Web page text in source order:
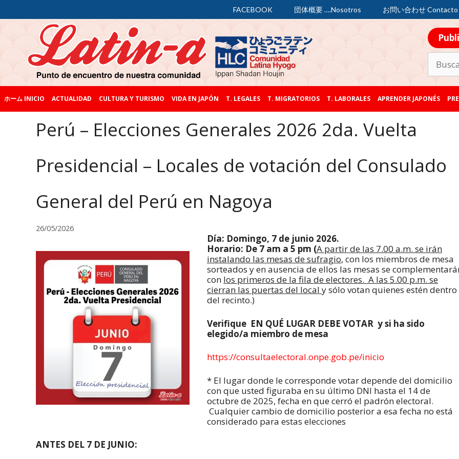
FACEBOOK 団体概要 ….Nosotros お問い合わせ Contacto
ホーム INICIO ACTUALIDAD CULTURA Y TURISMO VIDA EN JAPÓN T. LEGALES T. MIGRATORIOS T. LABORALES APRENDER JAPONÉS
Perú – Elecciones Generales 2026 2da. Vuelta
Presidencial – Locales de votación del Consulado
General del Perú en Nagoya
26/05/2026
Día: Domingo, 7 de junio 2026.
Horario: De 7 am a 5 pm (A partir de las 7.00 a.m. se irán
instalando las mesas de sufragio, con los miembros de mesa
sorteados y en ausencia de ellos las mesas se
con los primeros de la fila de electores. A las 5.00 p.m. se
cierran las puertas del local y sólo votan quienes estén dentro
del recinto.)
Verifique EN QUÉ LUGAR DEBE VOTAR y si ha sido
elegido/a miembro de mesa
https://consultaelectoral.onpe.gob.pe/inicio
* El lugar donde le corresponde votar depende del domicilio
con que usted figuraba en su último DNI hasta el 14 de
octubre de 2025, fecha en que cerró el padrón electoral.
Cualquier cambio de domicilio posterior a esa fecha no está
considerado para estas elecciones
ANTES DEL 7 DE JUNIO: